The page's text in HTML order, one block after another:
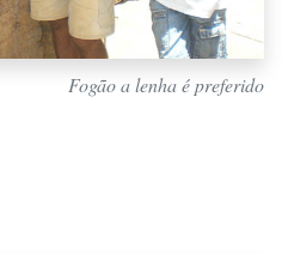
Fogão a lenha é preferido